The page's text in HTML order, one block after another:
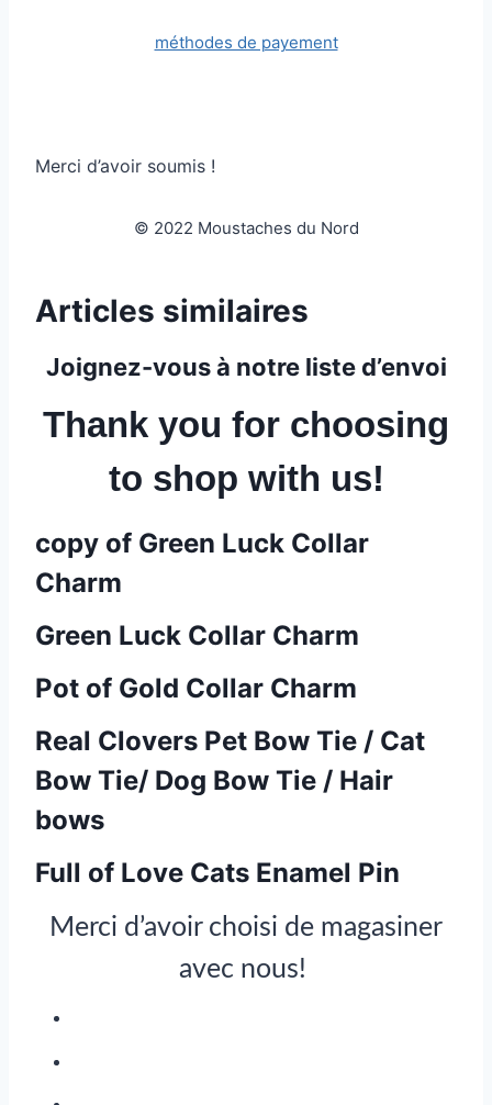
méthodes de payement
Merci d’avoir soumis !
© 2022 Moustaches du Nord
Articles similaires
Joignez-vous à notre liste d’envoi
Thank you for choosing
to shop with us!
copy of Green Luck Collar
Charm
Green Luck Collar Charm
Pot of Gold Collar Charm
Real Clovers Pet Bow Tie / Cat
Bow Tie/ Dog Bow Tie / Hair
bows
Full of Love Cats Enamel Pin
Merci d’avoir choisi de magasiner
avec nous!